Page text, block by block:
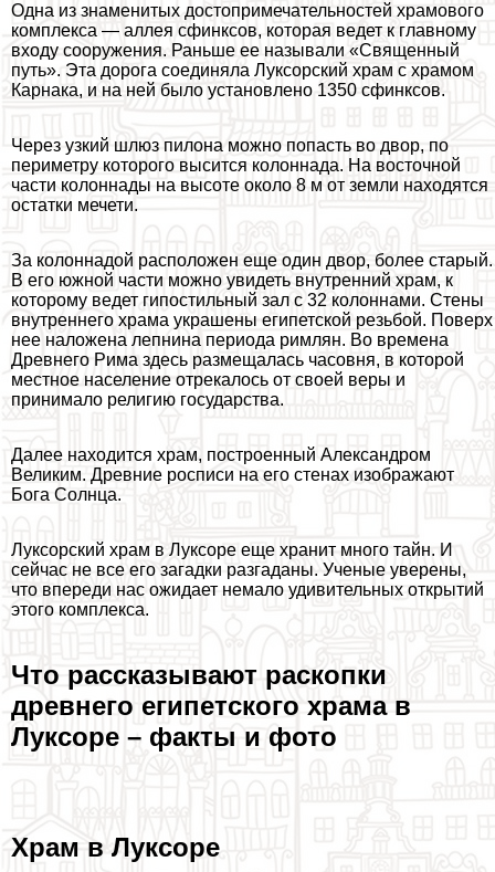
Одна из знаменитых достопримечательностей храмового
комплекса — аллея сфинксов, которая ведет к главному
входу сооружения. Раньше ее называли «Священный
путь». Эта дорога соединяла Луксорский храм с храмом
Карнака, и на ней было установлено 1350 сфинксов.
Через узкий шлюз пилона можно попасть во двор, по
периметру которого высится колоннада. На восточной
части колоннады на высоте около 8 м от земли находятся
остатки мечети.
За колоннадой расположен еще один двор, более старый.
В его южной части можно увидеть внутренний храм, к
которому ведет гипостильный зал с 32 колоннами. Стены
внутреннего храма украшены египетской резьбой. Поверх
нее наложена лепнина периода римлян. Во времена
Древнего Рима здесь размещалась часовня, в которой
местное население отрекалось от своей веры и
принимало религию государства.
Далее находится храм, построенный Александром
Великим. Древние росписи на его стенах изображают
Бога Солнца.
Луксорский храм в Луксоре еще хранит много тайн. И
сейчас не все его загадки разгаданы. Ученые уверены,
что впереди нас ожидает немало удивительных открытий
этого комплекса.
Что рассказывают раскопки
древнего египетского храма в
Луксоре – факты и фото
Храм в Луксоре